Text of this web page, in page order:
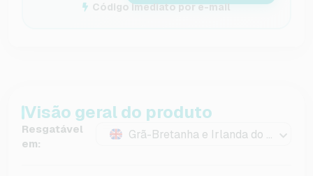
Código imediato por e-mail
Visão geral do produto
Resgatável
em:
Grã-Bretanha e Irlanda do Norte